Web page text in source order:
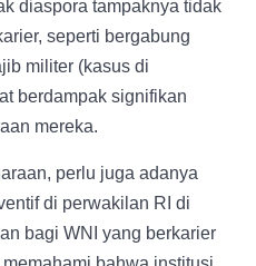
diaspora tampaknya tidak
seperti bergabung
militer (kasus di
berdampak signifikan
mereka.
perlu juga adanya
di perwakilan RI di
bagi WNI yang berkarier